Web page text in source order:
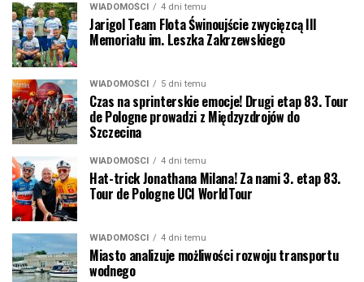
WIADOMOŚCI 4 dni temu
Jarigol Team Flota Świnoujście zwycięzcą III
Memoriału im. Leszka Zakrzewskiego
WIADOMOŚCI 5 dni temu
Czas na sprinterskie emocje! Drugi etap 83. Tour
de Pologne prowadzi z Międzyzdrojów do
Szczecina
WIADOMOŚCI 4 dni temu
Hat-trick Jonathana Milana! Za nami 3. etap 83.
Tour de Pologne UCI WorldTour
WIADOMOŚCI 4 dni temu
Miasto analizuje możliwości rozwoju transportu
wodnego